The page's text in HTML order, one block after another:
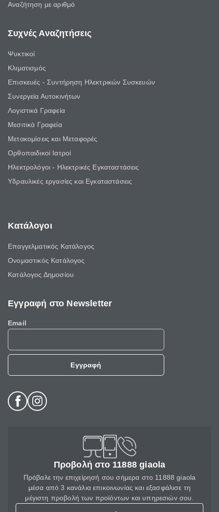
Αναζήτηση με αριθμό
Συχνές Αναζητήσεις
Ψυκτικοί
Κλιματισμός
Επισκευές - Συντήρηση Ηλεκτρικών Συσκευών
Συνεργεία Αυτοκινήτων
Λογιστικά Γραφεία
Μεσιτικά Γραφεία
Μετακομίσεις και Μεταφορές
Ορθοπαιδικοί Ιατροί
Ηλεκτρολόγοι - Ηλεκτρικές Εγκαταστάσεις
Υδραυλικές εργασίες και Εγκαταστάσεις
Κατάλογοι
Επαγγελματικός Κατάλογος
Ονομαστικός Κατάλογος
Κατάλογος Δημοσίου
Εγγραφή στο Newsletter
Email
Εγγραφή
Προβολή στο 11888 giaola
Πρόβαλε την επιχείρησή σου σήμερα στο 11888 giaola
μέσα από 3 κανάλια επικοινωνίας και εξασφάλισε τη
μέγιστη προβολή των προϊόντων και υπηρεσιών σου.